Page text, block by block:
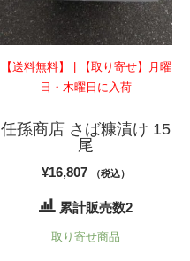
【送料無料】 | 【取り寄せ】月曜
日・木曜日に入荷
任孫商店 さば糠漬け 15
尾
¥16,807 （税込）
累計販売数2
取り寄せ商品